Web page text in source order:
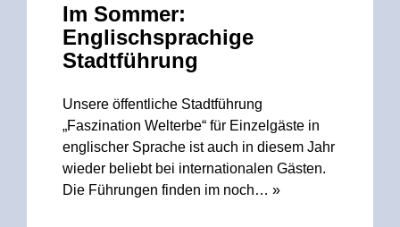
Im Sommer:
Englischsprachige
Stadtführung
Unsere öffentliche Stadtführung
„Faszination Welterbe“ für Einzelgäste in
englischer Sprache ist auch in diesem Jahr
wieder beliebt bei internationalen Gästen.
Die Führungen finden im noch… »